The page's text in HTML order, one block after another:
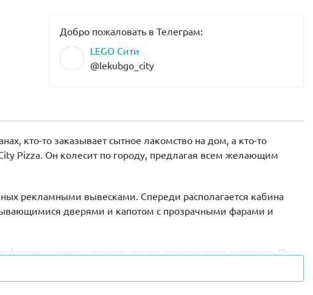
Добро пожаловать в Телеграм:
LEGO Сити
@lekubgo_city
кто-то заказывает сытное лакомство на дом, а кто-то
Pizza. Он колесит по городу, предлагая всем желающим
рекламными вывесками. Спереди располагается кабина
дверями и капотом с прозрачными фарами и
можно заглянуть внутрь и рассмотреть интерьер. По
покупателям пиццу или салат на выбор. Также обед